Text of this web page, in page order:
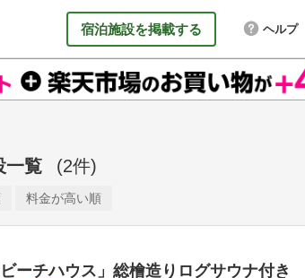
宿泊施設を掲載する ヘルプ
一覧 (2件)
料金が高い順
ビーチハウス」総檜造りログサウナ付き